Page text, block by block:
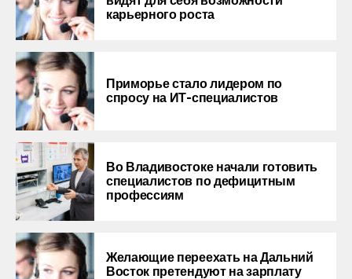
карьерного роста
Приморье стало лидером по
спросу на ИТ-специалистов
Во Владивостоке начали готовить
специалистов по дефицитным
профессиям
Желающие переехать на Дальний
Восток претендуют на зарплату